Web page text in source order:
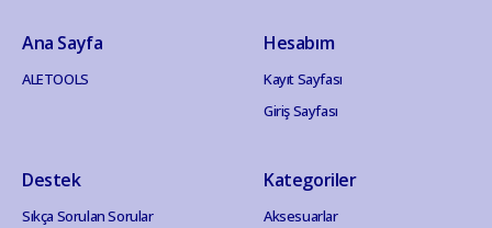
Ana Sayfa
ALETOOLS
Hesabım
Kayıt Sayfası
Giriş Sayfası
Destek
Sıkça Sorulan Sorular
Kategoriler
Aksesuarlar